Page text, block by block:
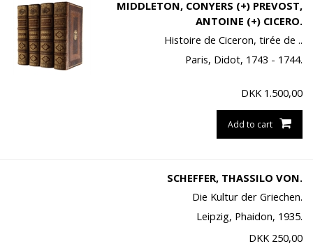
MIDDLETON, CONYERS (+) PREVOST,
ANTOINE (+) CICERO.
Histoire de Ciceron, tirée de ..
Paris, Didot, 1743 - 1744.
DKK 1.500,00
Add to cart
SCHEFFER, THASSILO VON.
Die Kultur der Griechen.
Leipzig, Phaidon, 1935.
DKK 250,00